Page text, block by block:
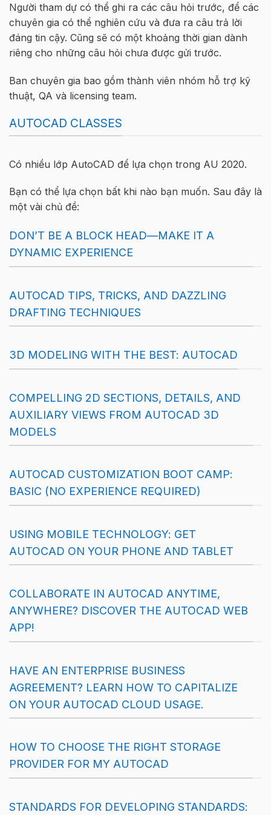
Người tham dự có thể ghi ra các câu hỏi trước, để các
chuyên gia có thể nghiên cứu và đưa ra câu trả lời
đáng tin cậy. Cũng sẽ có một khoảng thời gian dành
riêng cho những câu hỏi chưa được gửi trước.
Ban chuyên gia bao gồm thành viên nhóm hỗ trợ kỹ
thuật, QA và licensing team.
AUTOCAD CLASSES
Có nhiều lớp AutoCAD để lựa chọn trong AU 2020.
Bạn có thể lựa chọn bất khi nào bạn muốn. Sau đây là
một vài chủ đề:
DON’T BE A BLOCK HEAD—MAKE IT A
DYNAMIC EXPERIENCE
AUTOCAD TIPS, TRICKS, AND DAZZLING
DRAFTING TECHNIQUES
3D MODELING WITH THE BEST: AUTOCAD
COMPELLING 2D SECTIONS, DETAILS, AND
AUXILIARY VIEWS FROM AUTOCAD 3D
MODELS
AUTOCAD CUSTOMIZATION BOOT CAMP:
BASIC (NO EXPERIENCE REQUIRED)
USING MOBILE TECHNOLOGY: GET
AUTOCAD ON YOUR PHONE AND TABLET
COLLABORATE IN AUTOCAD ANYTIME,
ANYWHERE? DISCOVER THE AUTOCAD WEB
APP!
HAVE AN ENTERPRISE BUSINESS
AGREEMENT? LEARN HOW TO CAPITALIZE
ON YOUR AUTOCAD CLOUD USAGE.
HOW TO CHOOSE THE RIGHT STORAGE
PROVIDER FOR MY AUTOCAD
STANDARDS FOR DEVELOPING STANDARDS: